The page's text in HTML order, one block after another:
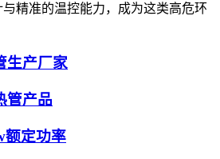
精准的温控能力，成为这类高危环
生产厂家
管产品
额定功率